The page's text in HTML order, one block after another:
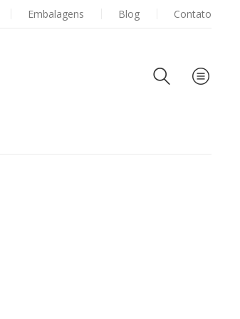
PORTACARTÕES DE VISITA
Embalagens Blog Contato